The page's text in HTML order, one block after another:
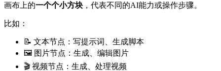
画布上的一个个小方块 ，代表不同的AI能力或操作步骤。
比如：
📝 文本节点：写提示词、生成脚本
🖼️ 图片节点：生成、编辑图片
🎬 视频节点：生成、处理视频